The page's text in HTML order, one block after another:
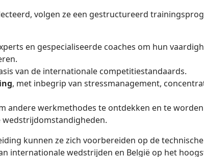
volgen ze een gestructureerd
en gespecialiseerde coaches om hun
van de internationale competitiestandaards.
, met inbegrip van stressmanagement,
andere werkmethodes te ontdekken en te worden
kunnen ze zich voorbereiden op de
internationale wedstrijden en België op het